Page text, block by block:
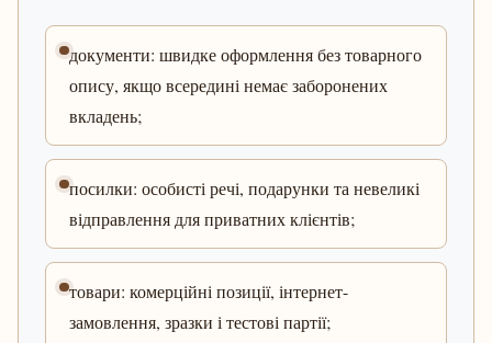
документи: швидке оформлення без товарного
опису, якщо всередині немає заборонених
вкладень;
посилки: особисті речі, подарунки та невеликі
відправлення для приватних клієнтів;
товари: комерційні позиції, інтернет-
замовлення, зразки і тестові партії;